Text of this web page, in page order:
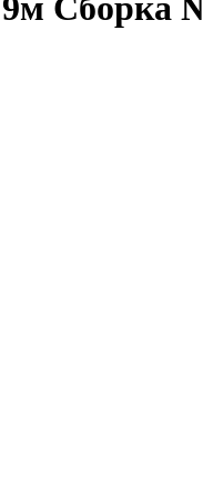
9м Сборка